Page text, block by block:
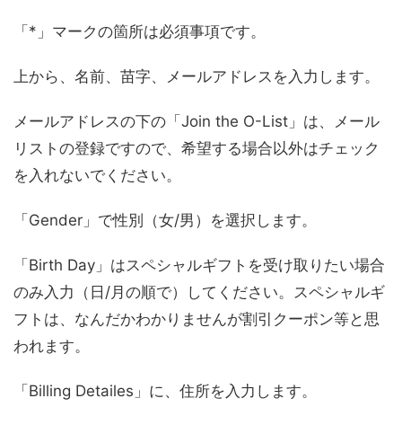
「*」マークの箇所は必須事項です。
上から、名前、苗字、メールアドレスを入力します。
メールアドレスの下の「Join the O-List」は、メール
リストの登録ですので、希望する場合以外はチェック
を入れないでください。
「Gender」で性別（女/男）を選択します。
「Birth Day」はスペシャルギフトを受け取りたい場合
のみ入力（日/月の順で）してください。スペシャルギ
フトは、なんだかわかりませんが割引クーポン等と思
われます。
「Billing Detailes」に、住所を入力します。